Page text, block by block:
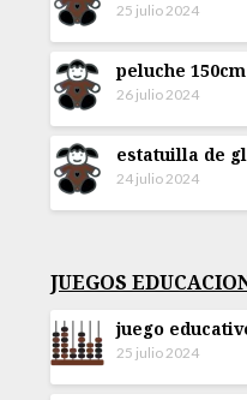
25 julio 2024
peluche 150cm
26 julio 2024
estatuilla de
24 julio 2024
JUEGOS
juego
25 julio 2024